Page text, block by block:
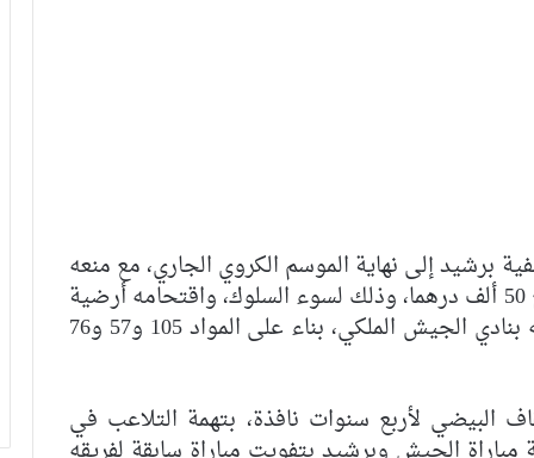
برشيد إلى نهاية الموسم الكروي الجاري، مع منعه
الدخول إلى الملاعب الكروية، مع تغريمه مبلغ 50 ألف درهما، وذلك لسوء السلوك، واقتحامه أرضية
الملعب خلال نهاية المباراة التي جمعت فريقه بنادي الجيش الملكي، بناء على المواد 105 و57 و76
البيضي لأربع سنوات نافذة، بتهمة التلاعب في